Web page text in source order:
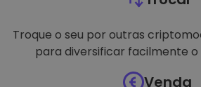
Troque o seu por outras
para diversificar facilmente o
Venda